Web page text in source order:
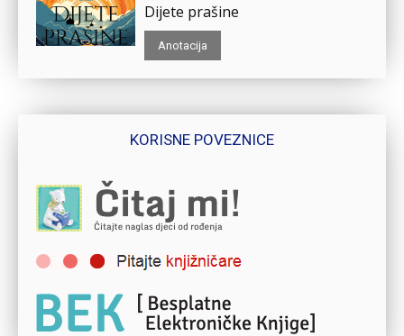
Dijete prašine
Anotacija
KORISNE POVEZNICE